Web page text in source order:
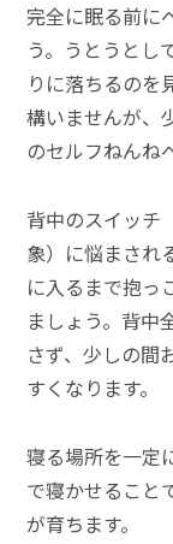
完全に眠る前に
う。うとうとし
りに落ちるのを
構いませんが、
のセルフねんね
背中のスイッチ
象）に悩まされ
に入るまで抱っ
ましょう。背中
さず、少しの間
すくなります。
寝る場所を一定
で寝かせること
が育ちます。